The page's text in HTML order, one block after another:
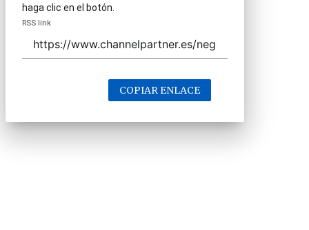
haga clic en el botón.
RSS link
COPIAR ENLACE